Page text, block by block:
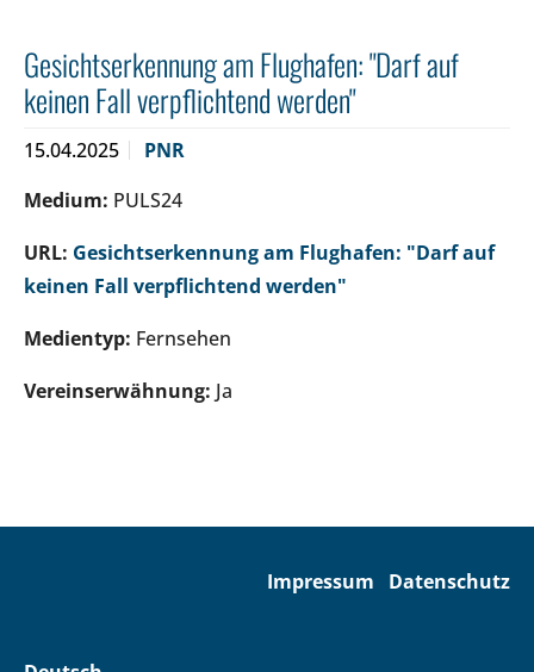
Gesichtserkennung am Flughafen: "Darf auf
keinen Fall verpflichtend werden"
15.04.2025
PNR
Medium: PULS24
URL: Gesichtserkennung am Flughafen: "Darf auf
keinen Fall verpflichtend werden"
Medientyp: Fernsehen
Vereinserwähnung: Ja
Impressum Datenschutz